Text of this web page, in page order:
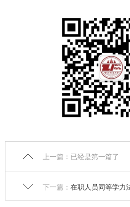
上一篇：已经是第一篇了
下一篇： 在职人员同等学力